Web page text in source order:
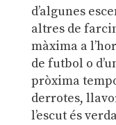
d’algunes
altres de
màxima a
de futbol o
pròxima
derrotes,
l’escut és